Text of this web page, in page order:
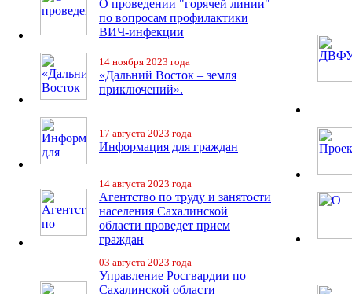
О проведении "горячей линии"
по вопросам профилактики
ВИЧ-инфекции
14 ноября 2023 года
«Дальний Восток – земля
приключений».
17 августа 2023 года
Информация для граждан
14 августа 2023 года
Агентство по труду и занятости
населения Сахалинской
области проведет прием
граждан
03 августа 2023 года
Управление Росгвардии по
Сахалинской области